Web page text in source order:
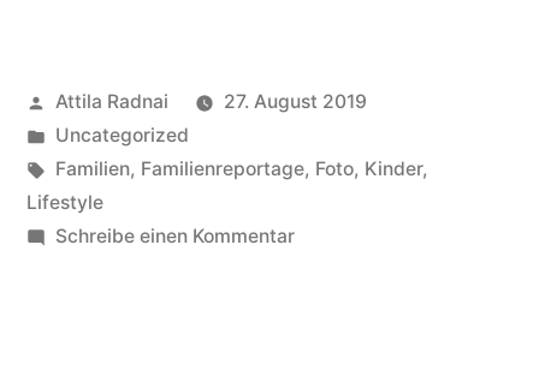
Väter
zum
Schulanfang
am
Veröffentlicht
von
Attila Radnai
27. August 2019
Veröffentlicht
in
Uncategorized
Schlagwörter:
Familien, Familienreportage, Foto, Kinder,
Lifestyle
Schreibe einen Kommentarzu